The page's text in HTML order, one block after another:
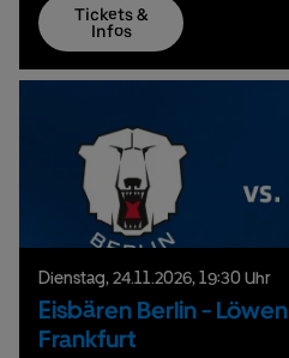
Tickets &
Infos
Dienstag,24.11.2026,19:30 Uhr
Eisbären Berlin - Löwen
Frankfurt